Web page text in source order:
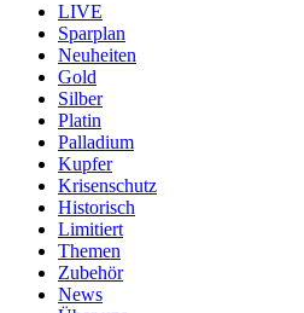
LIVE
Sparplan
Neuheiten
Gold
Silber
Platin
Palladium
Kupfer
Krisenschutz
Historisch
Limitiert
Themen
Zubehör
News